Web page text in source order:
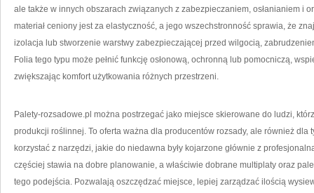
ale także w innych obszarach związanych z zabezpieczaniem, osłanianiem i
materiał ceniony jest za elastyczność, a jego wszechstronność sprawia, że
izolacja lub stworzenie warstwy zabezpieczającej przed wilgocią,
Folia tego typu może pełnić funkcję osłonową, ochronną lub pomocniczą,
zwiększając komfort użytkowania różnych przestrzeni.
Palety-rozsadowe.pl można postrzegać jako miejsce skierowane do ludzi,
produkcji roślinnej. To oferta ważna dla producentów rozsady, ale również dla
korzystać z narzędzi, jakie do niedawna były kojarzone głównie z
częściej stawia na dobre planowanie, a właściwie dobrane multiplaty oraz
tego podejścia. Pozwalają oszczędzać miejsce, lepiej zarządzać ilością